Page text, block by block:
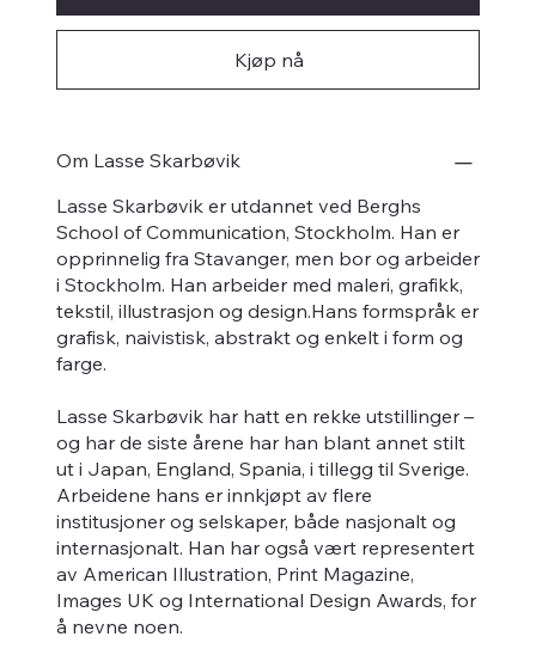
Kjøp nå
Om Lasse Skarbøvik
Lasse Skarbøvik er utdannet ved Berghs
School of Communication, Stockholm. Han er
opprinnelig fra Stavanger, men bor og arbeider
i Stockholm. Han arbeider med maleri, grafikk,
tekstil, illustrasjon og design.Hans formspråk er
grafisk, naivistisk, abstrakt og enkelt i form og
farge.
Lasse Skarbøvik har hatt en rekke utstillinger –
og har de siste årene har han blant annet stilt
ut i Japan, England, Spania, i tillegg til Sverige.
Arbeidene hans er innkjøpt av flere
institusjoner og selskaper, både nasjonalt og
internasjonalt. Han har også vært representert
av American Illustration, Print Magazine,
Images UK og International Design Awards, for
å nevne noen.